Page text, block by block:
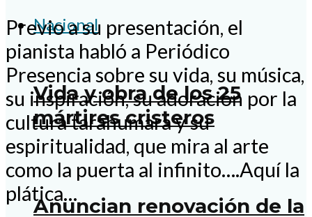
Nacional
Vida y obra de los 25
mártires cristeros
Anuncian renovación de la
Previo a su presentación, el
pianista habló a Periódico
Presencia sobre su vida, su música,
su inspiración, su adoración por la
cultura tarahumara y su
espiritualidad, que mira al arte
como la puerta al infinito….Aquí la
plática…